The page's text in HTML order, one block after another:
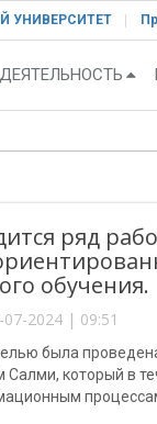
УНИВЕРСИТЕТ
ДЕЯТЕЛЬНОСТЬ
ряд
обучения.
2024 | 09:51
была
который в
процессам